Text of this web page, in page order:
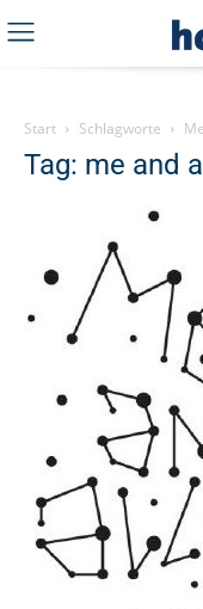
Start Schlagworte
Tag: me and